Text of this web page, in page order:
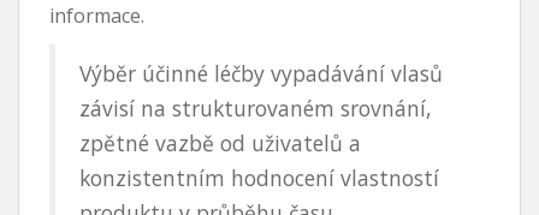
informace.
Výběr účinné léčby vypadávání vlasů
závisí na strukturovaném srovnání,
zpětné vazbě od uživatelů a
konzistentním hodnocení vlastností